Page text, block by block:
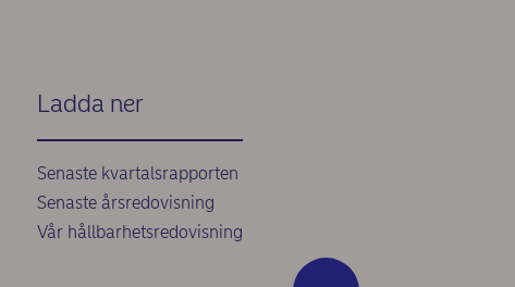
Ladda ner
Senaste kvartalsrapporten
Senaste årsredovisning
Vår hållbarhetsredovisning